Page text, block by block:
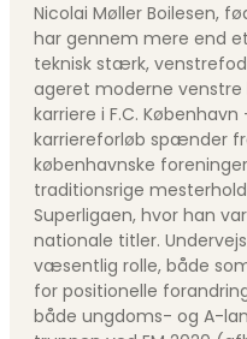
Nicolai Møller Boilesen,
har gennem mere end
teknisk stærk,
ageret moderne venstre
karriere i F.C.
karriereforløb spænder
københavnske
traditionsrige
Superligaen, hvor han
nationale titler.
væsentlig rolle, både
for positionelle
både ungdoms- og A-